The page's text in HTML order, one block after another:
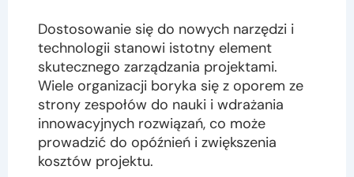
Dostosowanie się do nowych narzędzi i
technologii stanowi istotny element
skutecznego zarządzania projektami.
Wiele organizacji boryka się z oporem ze
strony zespołów do nauki i wdrażania
innowacyjnych rozwiązań, co może
prowadzić do opóźnień i zwiększenia
kosztów projektu.